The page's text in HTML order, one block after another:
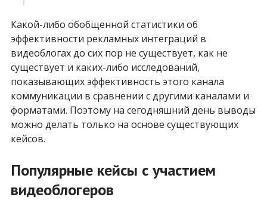
Какой-либо обобщенной статистики об
эффективности рекламных интеграций в
видеоблогах до сих пор не существует, как не
существует и каких-либо исследований,
показывающих эффективность этого канала
коммуникации в сравнении с другими каналами и
форматами. Поэтому на сегодняшний день выводы
можно делать только на основе существующих
кейсов.
Популярные кейсы с участием
видеоблогеров